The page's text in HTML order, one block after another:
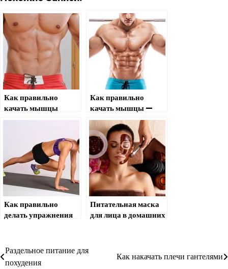
Как правильно
качать мышцы
Как правильно
качать мышцы —
основные советы
новичку!
Как правильно
делать упражнения
Питательная маска
для лица в домашних
Навигация
Раздельное питание для
похудения
Как накачать плечи гантелями